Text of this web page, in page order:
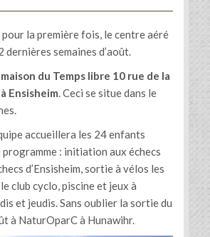
la première fois, le centre aéré
dernières semaines d’août.
maison du Temps libre 10 rue de la
Ensisheim. Ceci se situe dans le
accueillera les 24 enfants
programme : initiation aux échecs
d’Ensisheim, sortie à vélos les
club cyclo, piscine et jeux à
et jeudis. Sans oublier la sortie du
à NaturOparC à Hunawihr.